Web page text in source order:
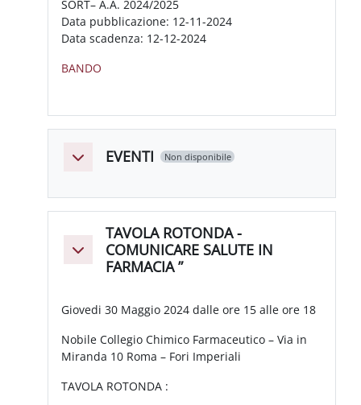
SORT– A.A. 2024/2025
Data pubblicazione: 12-11-2024
Data scadenza: 12-12-2024
BANDO
MinimizzaEVENTI Non disponibile
Minimizza
TAVOLA ROTONDA -
COMUNICARE SALUTE IN
FARMACIA ”
Giovedi 30 Maggio 2024 dalle ore 15 alle ore 18
Nobile Collegio Chimico Farmaceutico – Via in
Miranda 10 Roma – Fori Imperiali
TAVOLA ROTONDA :